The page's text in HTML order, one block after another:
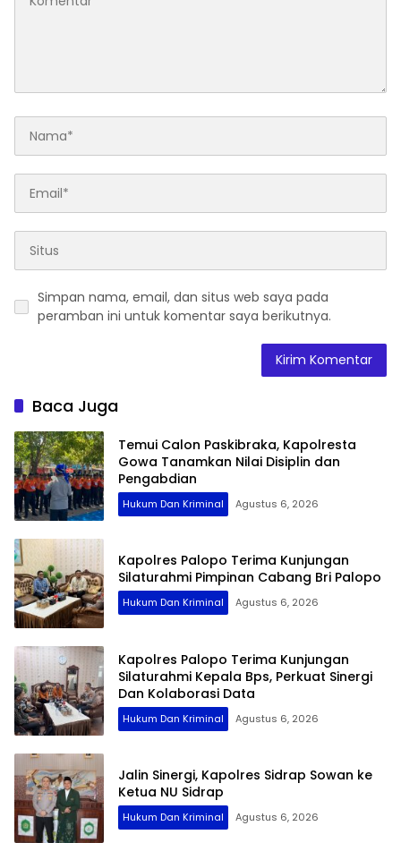
Simpan nama, email, dan situs web saya pada
peramban ini untuk komentar saya berikutnya.
Baca Juga
Temui Calon Paskibraka, Kapolresta
Gowa Tanamkan Nilai Disiplin dan
Pengabdian
Hukum Dan Kriminal Agustus 6, 2026
Kapolres Palopo Terima Kunjungan
Silaturahmi Pimpinan Cabang Bri Palopo
Hukum Dan Kriminal Agustus 6, 2026
Kapolres Palopo Terima Kunjungan
Silaturahmi Kepala Bps, Perkuat Sinergi
Dan Kolaborasi Data
Hukum Dan Kriminal Agustus 6, 2026
Jalin Sinergi, Kapolres Sidrap Sowan ke
Ketua NU Sidrap
Hukum Dan Kriminal Agustus 6, 2026